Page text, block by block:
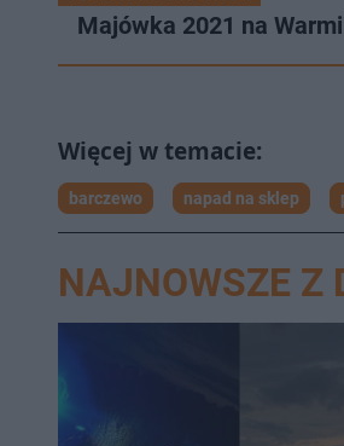
Majówka 2021 na
barczewo napad na sklep
NAJNOWSZE Z